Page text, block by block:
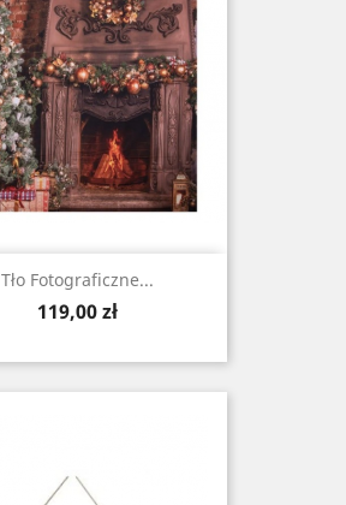
Tło Fotograficzne...
Cena
119,00 zł